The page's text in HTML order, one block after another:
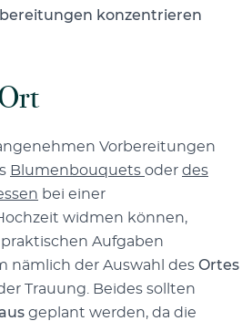
konzentrieren
Vorbereitungen
Blumenbouquets oder des
bei einer
widmen können,
Aufgaben
nämlich der Auswahl des Ortes
Trauung. Beides sollten
geplant werden, da die